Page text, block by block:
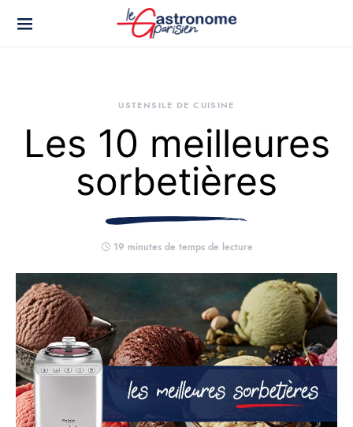
USTENSILE DE CUISINE
Les 10 meilleures
sorbetières
19 minutes de temps de lecture